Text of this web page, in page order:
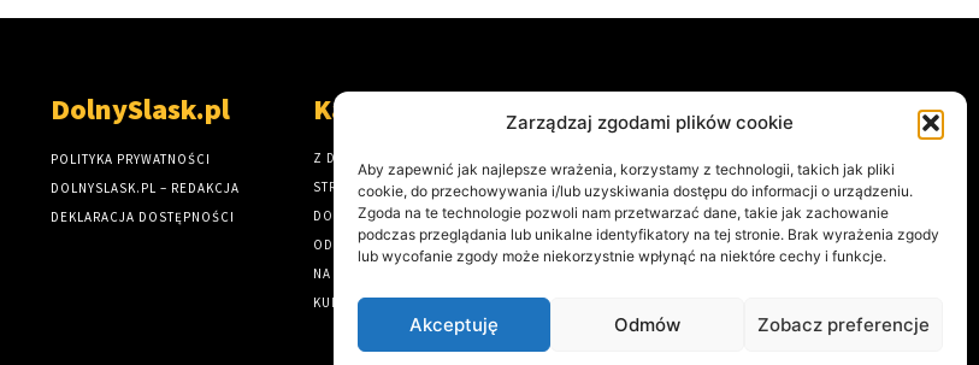
Zarządzaj zgodami plików cookie
Aby zapewnić jak najlepsze wrażenia, korzystamy z technologii, takich jak pliki
cookie, do przechowywania i/lub uzyskiwania dostępu do informacji o urządzeniu.
Zgoda na te technologie pozwoli nam przetwarzać dane, takie jak zachowanie
podczas przeglądania lub unikalne identyfikatory na tej stronie. Brak wyrażenia zgody
lub wycofanie zgody może niekorzystnie wpłynąć na niektóre cechy i funkcje.
Akceptuję Odmów Zobacz preferencje
DolnySlask.pl
POLITYKA PRYWATNOŚCI
DOLNYSLASK.PL – REDAKCJA
DEKLARACJA DOSTĘPNOŚCI
Kategorie
Z DOLNEGO ŚLĄSKA
STRONA GŁÓWNA
589
DOLNY ŚLĄSK
434
ODKRYJ DOLNY ŚLĄSK
190
NA DROGACH I TORACH
KULTURA NA DOLNYM ŚLĄSKU
161
Ostatnio opublikowane
Legnica dostanie mural
inspirowany „Małą Moskwą”.
Trwa nabór projektów
3 sierpnia, 2026
w nowy wymiar